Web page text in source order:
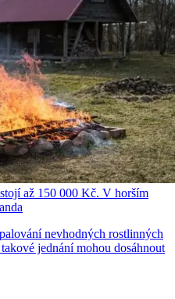
až 150 000 Kč. V horším
nevhodných rostlinných
jednání mohou dosáhnout